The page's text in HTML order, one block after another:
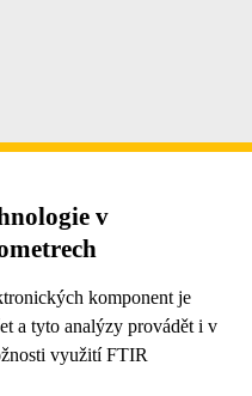
v
komponent je
a tyto analýzy provádět i v
využití FTIR